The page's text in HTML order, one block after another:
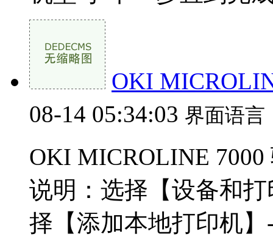
OKI
08-14 05:34:03 界面语言
OKI MICROLINE
说明：选择【设备和
择【添加本地打印机